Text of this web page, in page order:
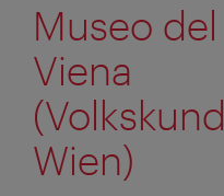
Museo
Viena
Wien)